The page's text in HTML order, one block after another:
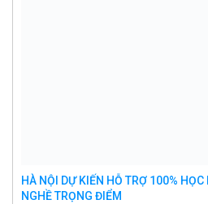
HÀ NỘI DỰ KIẾN HỖ TRỢ 100%
NGHỀ TRỌNG ĐIỂM